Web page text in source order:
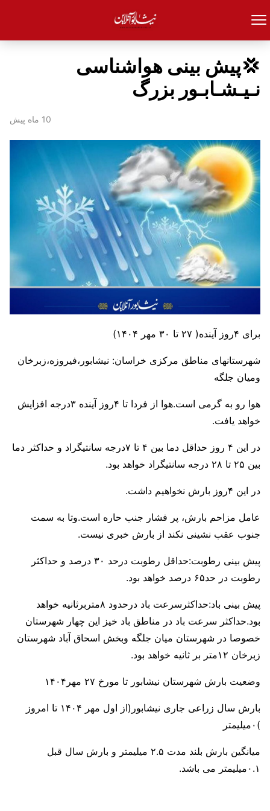
💢پیش بینی هواشناسی
نـیـشـابـور بزرگ
10 ماه پیش
برای ۴روز آینده( ۲۷ تا ۳۰ مهر ۱۴۰۴)
شهرستانهای مناطق مرکزی خراسان: نیشابور،فیروزه،زبرخان
ومیان جلگه
هوا رو به گرمی است.هوا از فردا تا ۴روز آینده ۳درجه افزایش
خواهد یافت.
در این ۴ روز حداقل دما بین ۴ تا ۷درجه سانتیگراد و حداکثر دما
بین ۲۵ تا ۲۸ درجه سانتیگراد خواهد بود.
در این ۴روز بارش نخواهیم داشت.
عامل مزاحم بارش، پر فشار جنب حاره است.وتا به سمت
جنوب عقب نشینی نکند از بارش خبری نیست.
پیش بینی رطوبت:حداقل رطوبت درحد ۳۰ درصد و حداکثر
رطوبت در حد۶۵ درصد خواهد بود.
پیش بینی باد:حداکثرسرعت باد درحدود ۸متربرثانیه خواهد
بود.حداکثر سرعت باد در مناطق باد خیز این چهار شهرستان
خصوصا در شهرستان میان جلگه وبخش اسحاق آباد شهرستان
زبرخان ۱۲متر بر ثانیه خواهد بود.
وضعیت بارش شهرستان نیشابور تا مورخ ۲۷ مهر۱۴۰۴
بارش سال زراعی جاری نیشابور(از اول مهر ۱۴۰۴ تا امروز
)۰میلیمتر
میانگین بارش بلند مدت ۲.۵ میلیمتر و بارش سال قبل
۰.۱میلیمتر می باشد.